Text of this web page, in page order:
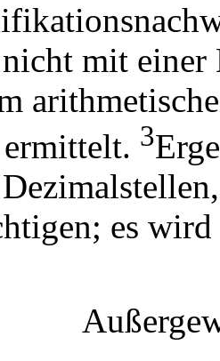
mit
3
es